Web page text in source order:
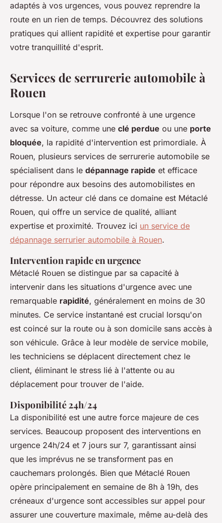
Chloé•28 octobre 2024•6 min de lecture
adaptés à vos urgences, vous pouvez reprendre la
route en un rien de temps. Découvrez des solutions
pratiques qui allient rapidité et expertise pour garantir
votre tranquillité d'esprit.
Services de serrurerie automobile à
Rouen
Lorsque l'on se retrouve confronté à une urgence
avec sa voiture, comme une clé perdue ou une porte
bloquée, la rapidité d'intervention est primordiale. À
Rouen, plusieurs services de serrurerie automobile se
spécialisent dans le dépannage rapide et efficace
pour répondre aux besoins des automobilistes en
détresse. Un acteur clé dans ce domaine est Métaclé
Rouen, qui offre un service de qualité, alliant
expertise et proximité. Trouvez ici un service de
dépannage serrurier automobile à Rouen.
Intervention rapide en urgence
Métaclé Rouen se distingue par sa capacité à
intervenir dans les situations d'urgence avec une
remarquable rapidité, généralement en moins de 30
minutes. Ce service instantané est crucial lorsqu'on
est coincé sur la route ou à son domicile sans accès à
son véhicule. Grâce à leur modèle de service mobile,
les techniciens se déplacent directement chez le
client, éliminant le stress lié à l'attente ou au
déplacement pour trouver de l'aide.
Disponibilité 24h/24
La disponibilité est une autre force majeure de ces
services. Beaucoup proposent des interventions en
urgence 24h/24 et 7 jours sur 7, garantissant ainsi
que les imprévus ne se transforment pas en
cauchemars prolongés. Bien que Métaclé Rouen
opère principalement en semaine de 8h à 19h, des
créneaux d'urgence sont accessibles sur appel pour
assurer une couverture maximale, même au-delà des